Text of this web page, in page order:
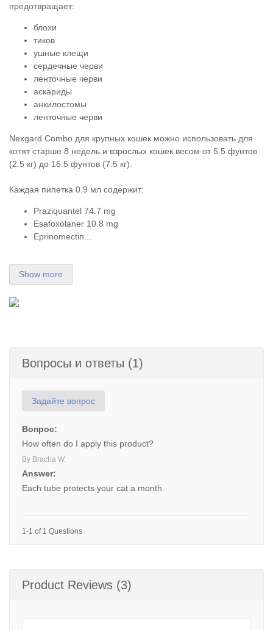
предотвращает:
блохи
тиков
ушные клещи
сердечные черви
ленточные черви
аскариды
анкилостомы
ленточные черви
Nexgard Combo для крупных кошек можно использовать для
котят старше 8 недель и взрослых кошек весом от 5.5 фунтов
(2.5 кг) до 16.5 фунтов (7.5 кг).
Каждая пипетка 0.9 мл содержит:
Praziquantel 74.7 mg
Esafoxolaner 10.8 mg
Eprinomectin...
Show more
Вопросы и ответы (1)
Задайте вопрос
Вопрос:
How often do I apply this product?
By Bracha W.
Answer:
Each tube protects your cat a month.
1-1 of 1 Questions
Product Reviews (3)